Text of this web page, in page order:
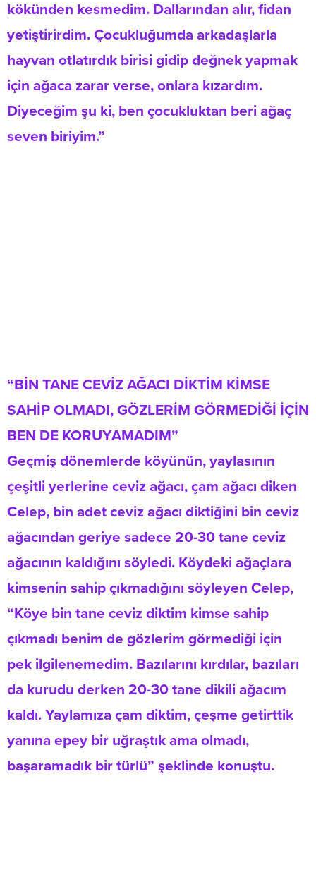
kökünden kesmedim. Dallarından alır, fidan
yetiştirirdim. Çocukluğumda arkadaşlarla
hayvan otlatırdık birisi gidip değnek yapmak
için ağaca zarar verse, onlara kızardım.
Diyeceğim şu ki, ben çocukluktan beri ağaç
seven biriyim.”
“BİN TANE CEVİZ AĞACI DİKTİM KİMSE
SAHİP OLMADI, GÖZLERİM GÖRMEDİĞİ İÇİN
BEN DE KORUYAMADIM”
Geçmiş dönemlerde köyünün, yaylasının
çeşitli yerlerine ceviz ağacı, çam ağacı diken
Celep, bin adet ceviz ağacı diktiğini bin ceviz
ağacından geriye sadece 20-30 tane ceviz
ağacının kaldığını söyledi. Köydeki ağaçlara
kimsenin sahip çıkmadığını söyleyen Celep,
“Köye bin tane ceviz diktim kimse sahip
çıkmadı benim de gözlerim görmediği için
pek ilgilenemedim. Bazılarını kırdılar, bazıları
da kurudu derken 20-30 tane dikili ağacım
kaldı. Yaylamıza çam diktim, çeşme getirttik
yanına epey bir uğraştık ama olmadı,
başaramadık bir türlü” şeklinde konuştu.